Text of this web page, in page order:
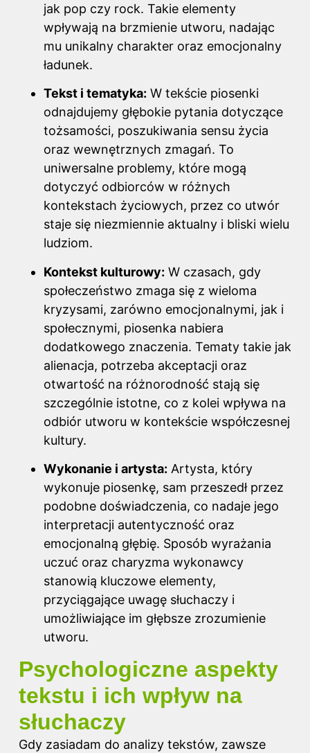
jak pop czy rock. Takie elementy
wpływają na brzmienie utworu, nadając
mu unikalny charakter oraz emocjonalny
ładunek.
Tekst i tematyka: W tekście piosenki
odnajdujemy głębokie pytania dotyczące
tożsamości, poszukiwania sensu życia
oraz wewnętrznych zmagań. To
uniwersalne problemy, które mogą
dotyczyć odbiorców w różnych
kontekstach życiowych, przez co utwór
staje się niezmiennie aktualny i bliski wielu
ludziom.
Kontekst kulturowy: W czasach, gdy
społeczeństwo zmaga się z wieloma
kryzysami, zarówno emocjonalnymi, jak i
społecznymi, piosenka nabiera
dodatkowego znaczenia. Tematy takie jak
alienacja, potrzeba akceptacji oraz
otwartość na różnorodność stają się
szczególnie istotne, co z kolei wpływa na
odbiór utworu w kontekście współczesnej
kultury.
Wykonanie i artysta: Artysta, który
wykonuje piosenkę, sam przeszedł przez
podobne doświadczenia, co nadaje jego
interpretacji autentyczność oraz
emocjonalną głębię. Sposób wyrażania
uczuć oraz charyzma wykonawcy
stanowią kluczowe elementy,
przyciągające uwagę słuchaczy i
umożliwiające im głębsze zrozumienie
utworu.
Psychologiczne aspekty
tekstu i ich wpływ na
słuchaczy
Gdy zasiadam do analizy tekstów, zawsze